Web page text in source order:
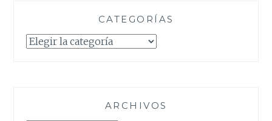
CATEGORÍAS
Categorías
ARCHIVOS